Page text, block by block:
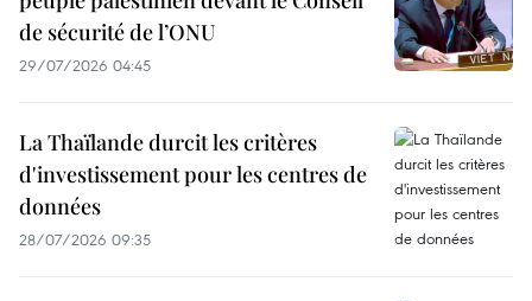
de sécurité de l’ONU
29/07/2026 04:45
La Thaïlande durcit les critères
d'investissement pour les centres de
données
28/07/2026 09:35